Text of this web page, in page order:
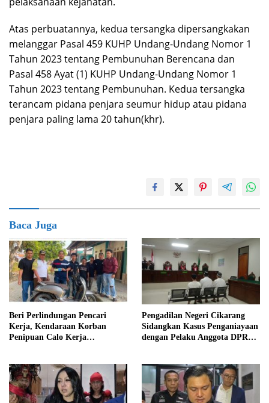
Atas perbuatannya, kedua tersangka dipersangkakan
melanggar Pasal 459 KUHP Undang-Undang Nomor 1
Tahun 2023 tentang Pembunuhan Berencana dan
Pasal 458 Ayat (1) KUHP Undang-Undang Nomor 1
Tahun 2023 tentang Pembunuhan. Kedua tersangka
terancam pidana penjara seumur hidup atau pidana
penjara paling lama 20 tahun(khr).
Baca Juga
Beri Perlindungan Pencari
Kerja, Kendaraan Korban
Penipuan Calo Kerja
Pengadilan Negeri Cikarang
Sidangkan Kasus Penganiayaan
dengan Pelaku Anggota DPRD